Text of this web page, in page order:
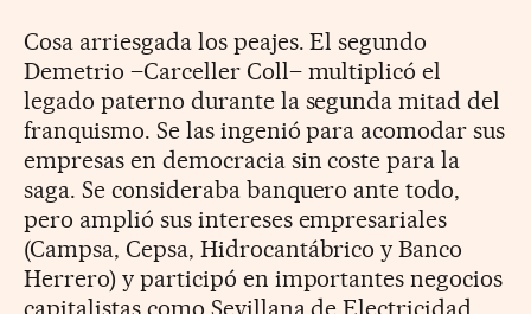
Cosa arriesgada los peajes. El segundo
Demetrio –Carceller Coll– multiplicó el
legado paterno durante la segunda mitad del
franquismo. Se las ingenió para acomodar sus
empresas en democracia sin coste para la
saga. Se consideraba banquero ante todo,
pero amplió sus intereses empresariales
(Campsa, Cepsa, Hidrocantábrico y Banco
Herrero) y participó en importantes negocios
capitalistas como Sevillana de Electricidad